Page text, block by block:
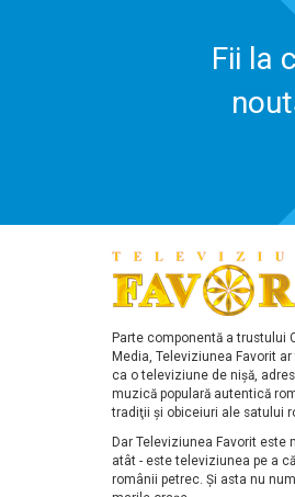
Fii la
Parte componentă a trustului
Media, Televiziunea Favorit
ca o televiziune de nişă,
muzică populară autentică
tradiţii şi obiceiuri ale satului
Dar Televiziunea Favorit este
atât - este televiziunea pe a
românii petrec. Şi asta nu